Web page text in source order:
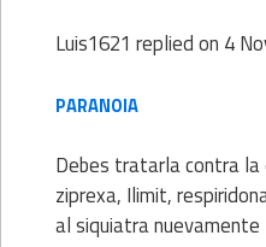
Luis1621 replied on 4
PARANOIA
Debes tratarla contra la
ziprexa, Ilimit,
al siquiatra nuevamente